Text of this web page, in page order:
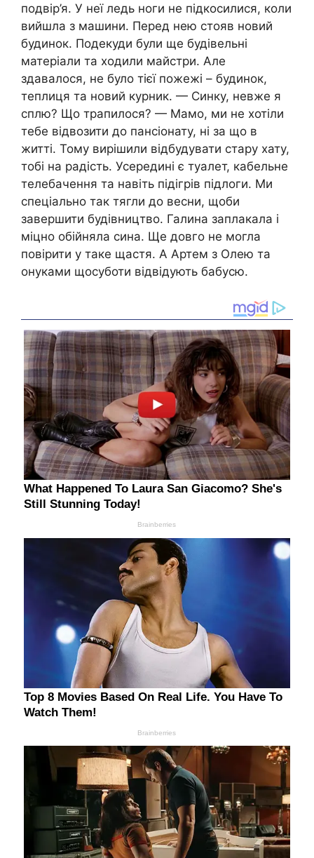
подвір’я. У неї ледь ноги не підкосилися, коли
вийшла з машини. Перед нею стояв новий
будинок. Подекуди були ще будівельні
матеріали та ходили майстри. Але
здавалося, не було тієї пожежі – будинок,
теплиця та новий курник. — Синку, невже я
сплю? Що трапилося? — Мамо, ми не хотіли
тебе відвозити до пансіонату, ні за що в
житті. Тому вирішили відбудувати стару хату,
тобі на радість. Усередині є туалет, кабельне
телебачення та навіть підігрів підлоги. Ми
спеціально так тягли до весни, щоби
завершити будівництво. Галина заплакала і
міцно обійняла сина. Ще довго не могла
повірити у таке щастя. А Артем з Олею та
онуками щосуботи відвідують бабусю.